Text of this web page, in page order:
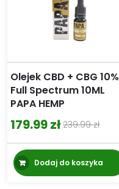
Olejek CBD + CBG 10%
Full Spectrum 10ML
PAPA HEMP
239.99zł
Pierwotna
cena
wynosiła:
179.99zł
Aktualna
cena
wynosi:Dodaj do koszyka